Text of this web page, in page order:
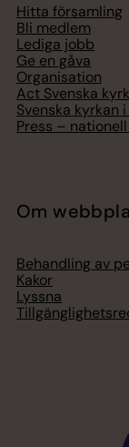
Hitta församling
Bli medlem
Lediga jobb
Ge en gåva
Organisation
Act Svenska
Svenska kyrkan
Press –
Om
Behandling av
Kakor
Lyssna